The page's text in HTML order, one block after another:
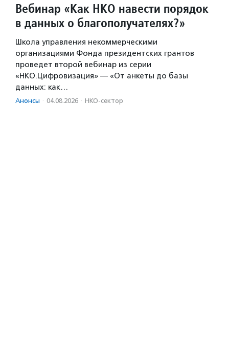
Вебинар «Как НКО навести порядок
в данных о благополучателях?»
Школа управления некоммерческими
организациями Фонда президентских грантов
проведет второй вебинар из серии
«НКО.Цифровизация» — «От анкеты до базы
данных: как…
Анонсы · 04.08.2026 · НКО-сектор